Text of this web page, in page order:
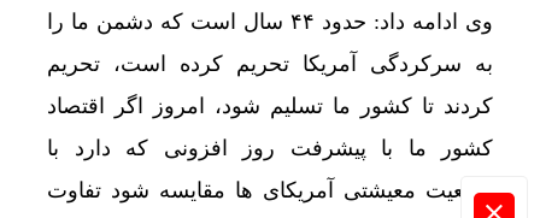
وی ادامه داد: حدود ۴۴ سال است که دشمن ما را
به سرکردگی آمریکا تحریم کرده است، تحریم
کردند تا کشور ما تسلیم شود، امروز اگر اقتصاد
کشور ما با پیشرفت روز افزونی که دارد با
وضعیت معیشتی آمریکای ها مقایسه شود تفاوت